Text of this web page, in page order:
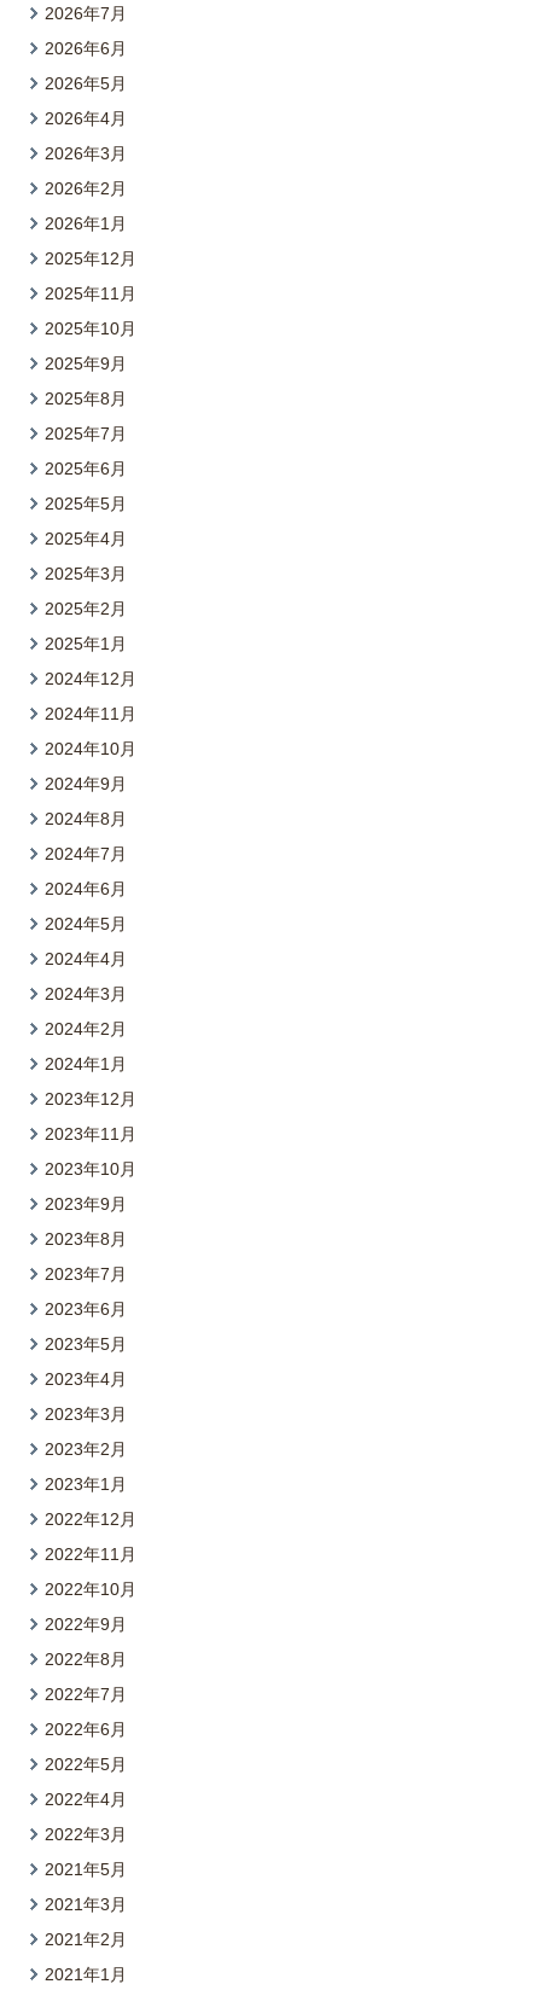
2026年7月
2026年6月
2026年5月
2026年4月
2026年3月
2026年2月
2026年1月
2025年12月
2025年11月
2025年10月
2025年9月
2025年8月
2025年7月
2025年6月
2025年5月
2025年4月
2025年3月
2025年2月
2025年1月
2024年12月
2024年11月
2024年10月
2024年9月
2024年8月
2024年7月
2024年6月
2024年5月
2024年4月
2024年3月
2024年2月
2024年1月
2023年12月
2023年11月
2023年10月
2023年9月
2023年8月
2023年7月
2023年6月
2023年5月
2023年4月
2023年3月
2023年2月
2023年1月
2022年12月
2022年11月
2022年10月
2022年9月
2022年8月
2022年7月
2022年6月
2022年5月
2022年4月
2022年3月
2021年5月
2021年3月
2021年2月
2021年1月